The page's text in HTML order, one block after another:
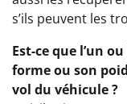
s’ils peuvent les
Est-ce que l’un
forme ou son
vol du véhicule ?